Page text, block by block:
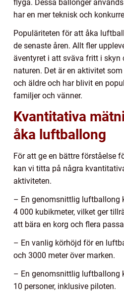
flyga. Dessa ballonger
har en mer teknisk och
Populäriteten för att åka
de senaste åren. Allt fler
äventyret i att sväva fritt i skyn
naturen. Det är en aktivitet
och äldre och har blivit en
familjer och vänner.
Kvantitativa
åka luftballong
För att ge en bättre förståelse
kan vi titta på några
aktiviteten.
– En genomsnittlig luftballong
4 000 kubikmeter, vilket ger
att bära en korg och flera
– En vanlig körhöjd för en
och 3000 meter över marken.
– En genomsnittlig luftballong
10 personer, inklusive piloten.